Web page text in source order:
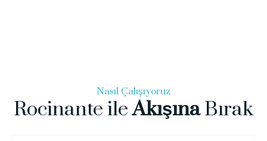
Nasıl Çalışıyoruz
Rocinante ileAkışınaBırak